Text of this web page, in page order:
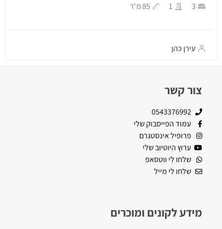
3
1 85 מ״ר
עירן כהן
צור קשר
0543376992
עמוד הפייסבוק שלי
פרופיל אינסטגרם
ערוץ היוטיוב שלי
שלחו לי ווטסאפ
שלחו לי מייל
מידע לקונים ומוכרים